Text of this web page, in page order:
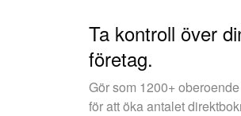
Ta kontroll över
företag.
Gör som 1200+
för att öka antalet